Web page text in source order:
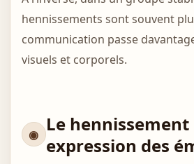
hennissements sont souvent
communication passe
visuels et corporels.
Le
expression des